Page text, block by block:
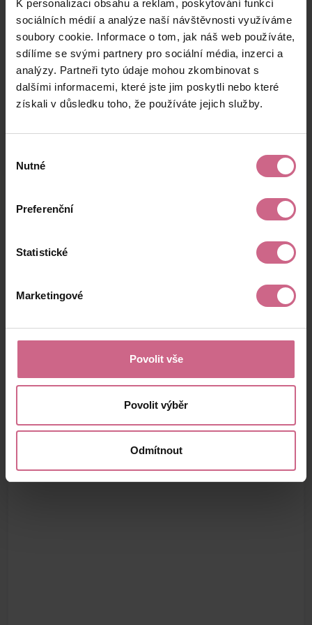
K personalizaci obsahu a reklam, poskytování funkcí
sociálních médií a analýze naší návštěvnosti využíváme
soubory cookie. Informace o tom, jak náš web používáte,
sdílíme se svými partnery pro sociální média, inzerci a
analýzy. Partneři tyto údaje mohou zkombinovat s
dalšími informacemi, které jste jim poskytli nebo které
získali v důsledku toho, že používáte jejich služby.
souhlasu
Nutné
Preferenční
Statistické
Marketingové
Povolit vše
Povolit výběr
Odmítnout
M****
Z****
2. 1. 2025
20:16:34
J****
10 000 Kč
2. 1. 2025
20:05:34
14 800 Kč
P****
O****
500 Kč
2. 1. 2025
19:09:26
740 Kč
keyboard_arrow_left keyboard_arrow_right